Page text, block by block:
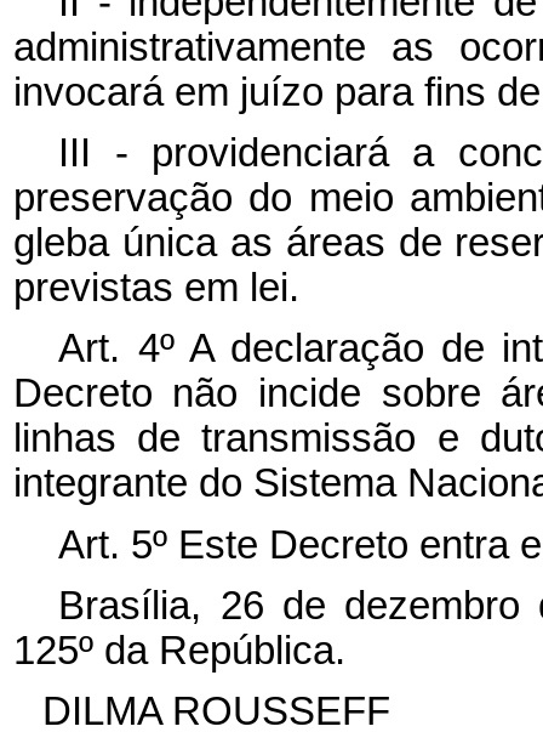
administrativamente as
invocará em juízo para fins
III - providenciará a
preservação do meio
gleba única as áreas de
previstas em lei.
Art. 4º A declaração de
Decreto não incide sobre
linhas de transmissão e
integrante do Sistema
Art. 5º Este Decreto entra
Brasília, 26 de dezembro
125º da República.
DILMA ROUSSEFF